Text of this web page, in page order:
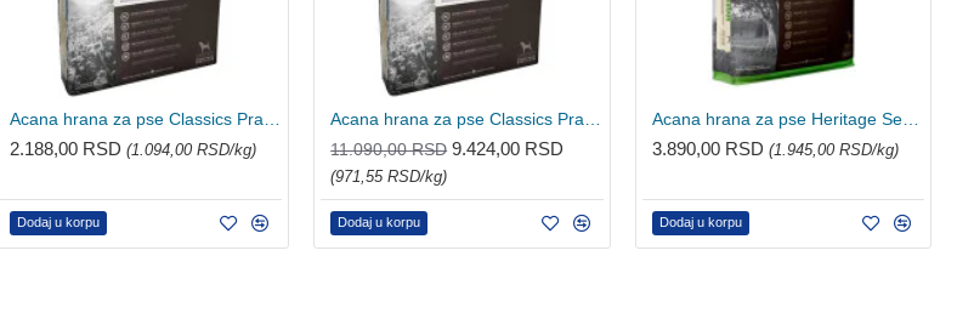
Acana hrana za pse Classics Prairie Poultry 2kg
2.188,00 RSD (1.094,00 RSD/kg)
Dodaj u korpu
Acana hrana za pse Classics Prairie Poultry 9.7kg
11.090,00 RSD 9.424,00 RSD
(971,55 RSD/kg)
Dodaj u korpu
Acana hrana za pse Heritage Senior 2kg
3.890,00 RSD (1.945,00 RSD/kg)
Dodaj u korpu